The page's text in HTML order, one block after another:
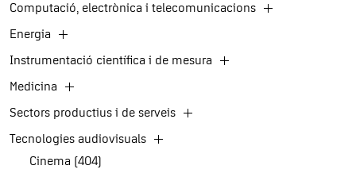
Computació, electrònica i telecomunicacions
Energia
Instrumentació científica i de mesura
Medicina
Sectors productius i de serveis
Tecnologies audiovisuals
Cinema (404)